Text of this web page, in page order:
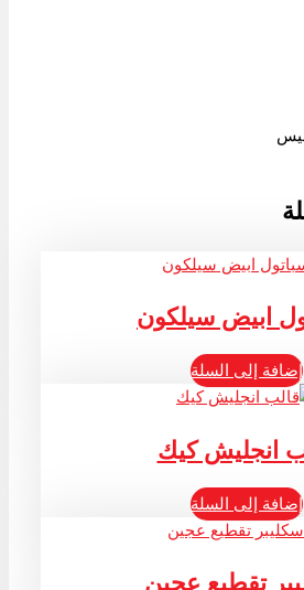
ابيض سيلكون
إضافة إلى السلة
انجليش كيك
إضافة إلى السلة
تقطيع عجين